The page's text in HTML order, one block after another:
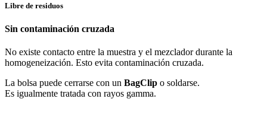
Libre de residuos
Sin contaminación cruzada
No existe contacto entre la muestra y el mezclador durante la
homogeneización. Esto evita contaminación cruzada.
La bolsa puede cerrarse con un BagClip o soldarse.
Es igualmente tratada con rayos gamma.